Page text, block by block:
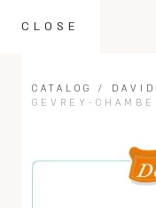
CLOSE
CATALOG /
GEVREY-